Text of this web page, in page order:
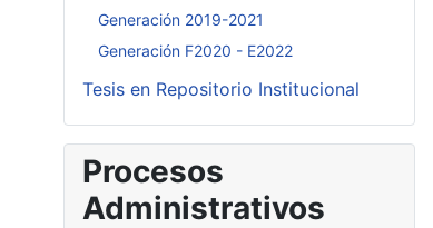
Generación 2019-2021
Generación F2020 - E2022
Tesis en Repositorio Institucional
Procesos
Administrativos